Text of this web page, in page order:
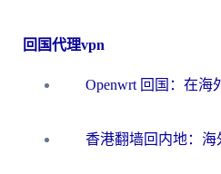
回国代理vpn